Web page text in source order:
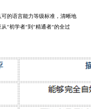
的语言能力等级标准，清晰地
“初学者”到“精通者”的全过